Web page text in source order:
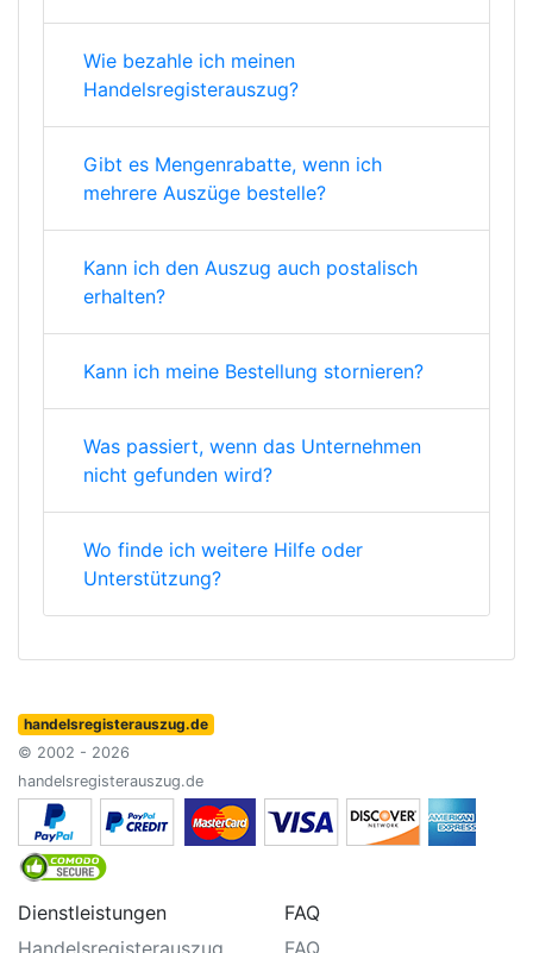
Wie bezahle ich meinen
Handelsregisterauszug?
Gibt es Mengenrabatte, wenn ich
mehrere Auszüge bestelle?
Kann ich den Auszug auch postalisch
erhalten?
Kann ich meine Bestellung stornieren?
Was passiert, wenn das Unternehmen
nicht gefunden wird?
Wo finde ich weitere Hilfe oder
Unterstützung?
handelsregisterauszug.de
© 2002 - 2026
handelsregisterauszug.de
Dienstleistungen
Handelsregisterauszug
FAQ
FAQ